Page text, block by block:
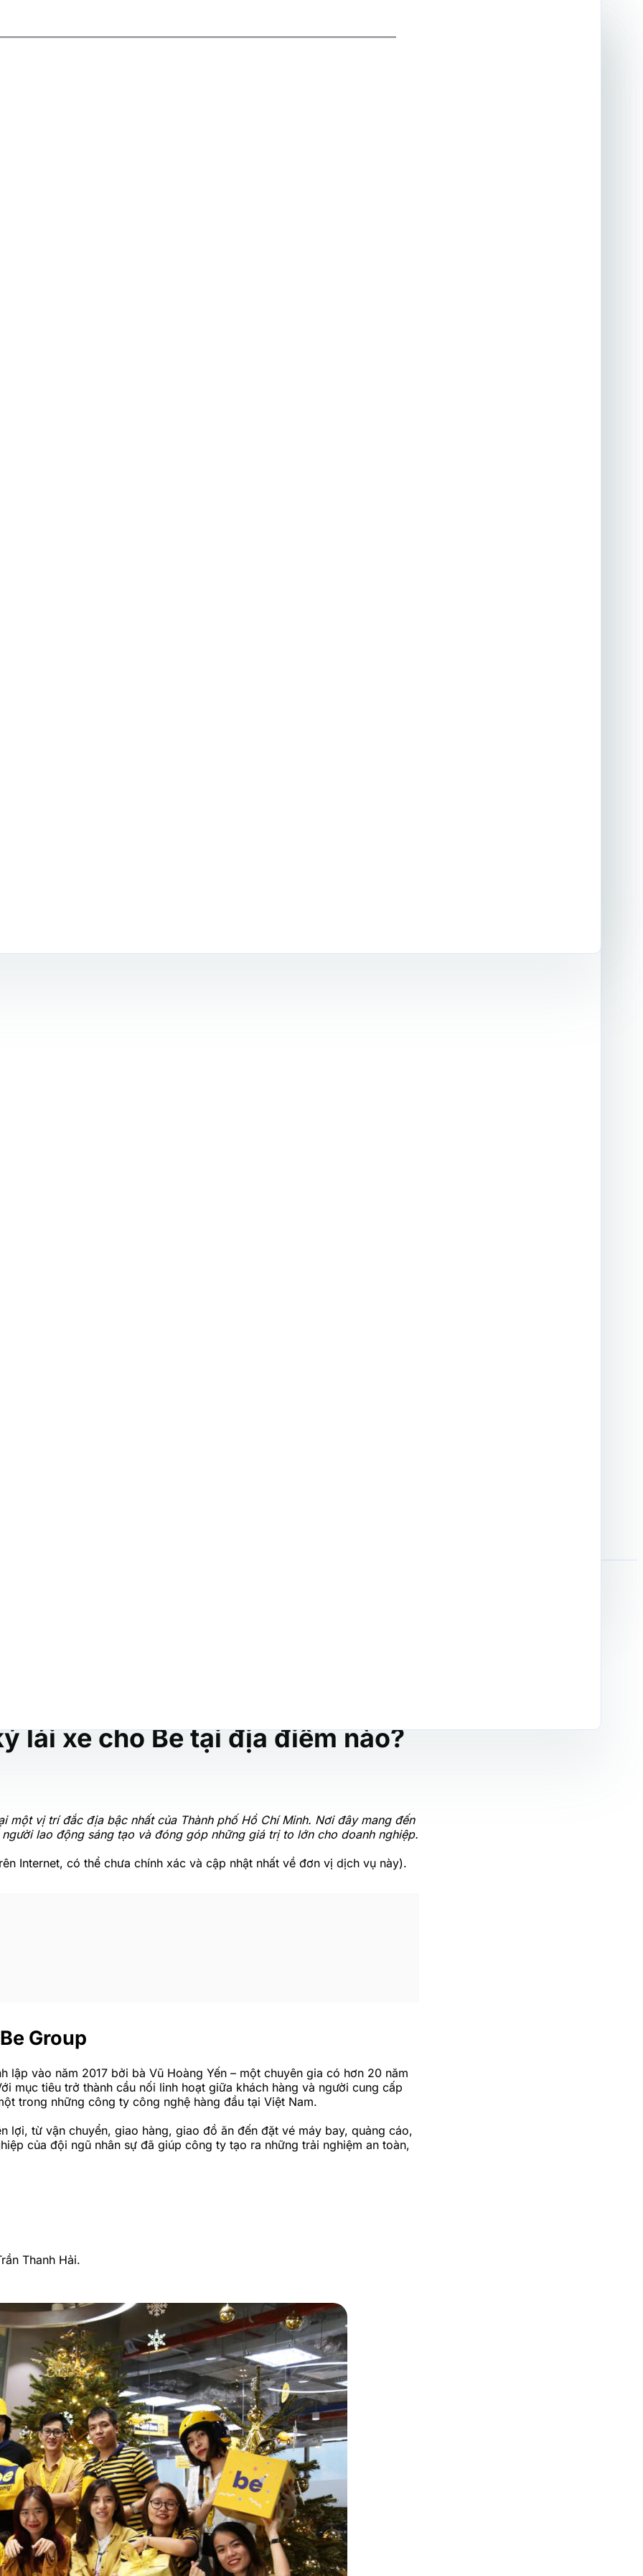
Văn phòng trọn gói TP. Hồ
lái xe cho Be tại địa điểm nào?
vị trí đắc địa bậc nhất của Thành phố Hồ Chí Minh. Nơi đây mang đến
lao động sáng tạo và đóng góp những giá trị to lớn cho doanh nghiệp.
Internet, có thể chưa chính xác và cập nhật nhất về đơn vị dịch vụ này).
Group
lập vào năm 2017 bởi bà Vũ Hoàng Yến – một chuyên gia có hơn 20 năm
mục tiêu trở thành cầu nối linh hoạt giữa khách hàng và người cung cấp
trong những công ty công nghệ hàng đầu tại Việt Nam.
lợi, từ vận chuyển, giao hàng, giao đồ ăn đến đặt vé máy bay, quảng cáo,
của đội ngũ nhân sự đã giúp công ty tạo ra những trải nghiệm an toàn,
Thanh Hải.